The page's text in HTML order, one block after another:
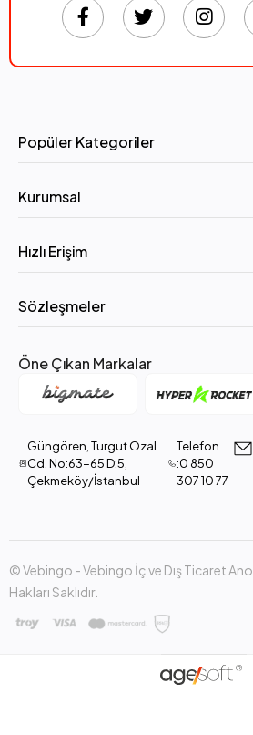
Popüler Kategoriler
Kurumsal
Hızlı Erişim
Sözleşmeler
Öne Çıkan Markalar
Güngören, Turgut Özal
Cd. No:63-65 D:5,
Çekmeköy/İstanbul
Telefon
:0 850
307 10 77
© Vebingo - Vebingo İç ve Dış Ticaret
Hakları Saklıdır.